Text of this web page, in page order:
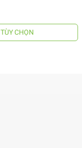
TÙY CHỌN